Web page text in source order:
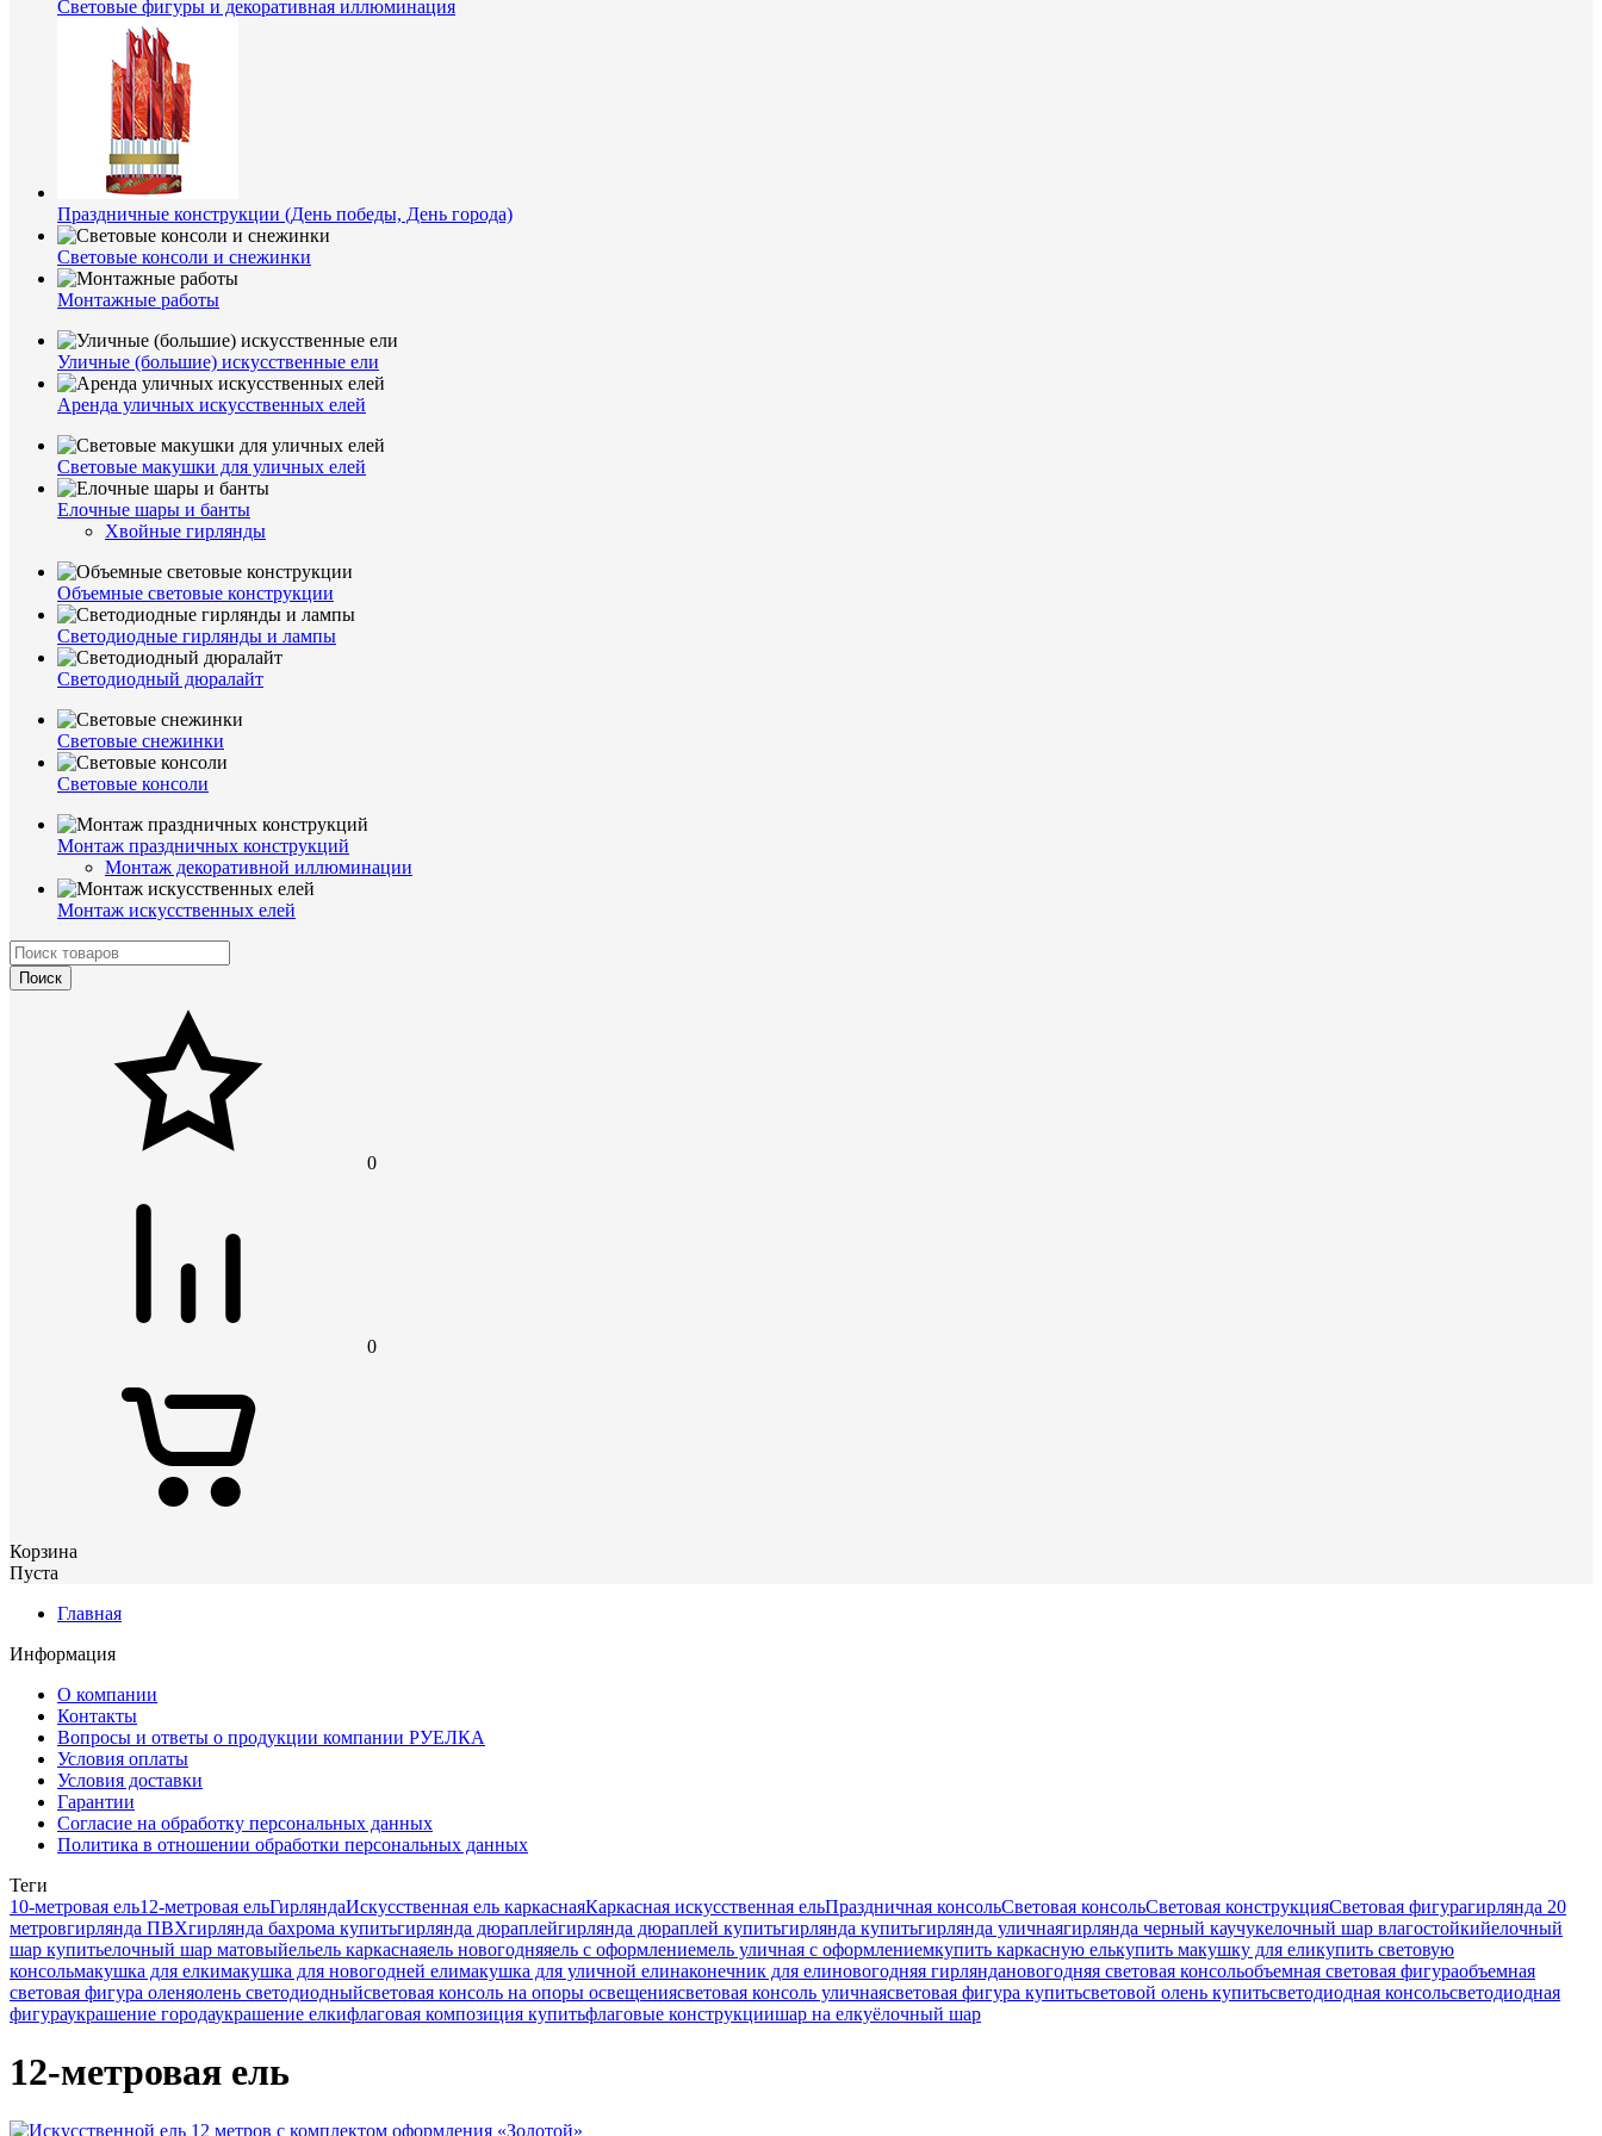
Световые фигуры и декоративная иллюминация
Праздничные конструкции (День победы, День города)
Световые консоли и снежинки
Монтажные работы
Уличные (большие) искусственные ели
Аренда уличных искусственных елей
Световые макушки для уличных елей
Елочные шары и банты
Хвойные гирлянды
Объемные световые конструкции
Светодиодные гирлянды и лампы
Светодиодный дюралайт
Световые снежинки
Световые консоли
Монтаж праздничных конструкций
Монтаж декоративной иллюминации
Монтаж искусственных елей
Поиск
0
0
Корзина
Пуста
Главная
Информация
О компании
Контакты
Вопросы и ответы о продукции компании РУЕЛКА
Условия оплаты
Условия доставки
Гарантии
Согласие на обработку персональных данных
Политика в отношении обработки персональных данных
Теги
10-метровая ель12-метровая ельГирляндаИскусственная ель каркаснаяКаркасная искусственная ельПраздничная консольСветовая консольСветовая конструкцияСветовая фигурагирлянда 20
метровгирлянда ПВХгирлянда бахрома купитьгирлянда дюраплейгирлянда дюраплей купитьгирлянда купитьгирлянда уличнаягирлянда черный каучукелочный шар влагостойкийелочный
шар купитьелочный шар матовыйельель каркаснаяель новогодняяель с оформлениемель уличная с оформлениемкупить каркасную елькупить макушку для еликупить световую
консольмакушка для елкимакушка для новогодней елимакушка для уличной елинаконечник для елиновогодняя гирляндановогодняя световая консольобъемная световая фигураобъемная
световая фигура оленяолень светодиодныйсветовая консоль на опоры освещениясветовая консоль уличнаясветовая фигура купитьсветовой олень купитьсветодиодная консольсветодиодная
фигураукрашение городаукрашение елкифлаговая композиция купитьфлаговые конструкциишар на елкуёлочный шар
12-метровая ель